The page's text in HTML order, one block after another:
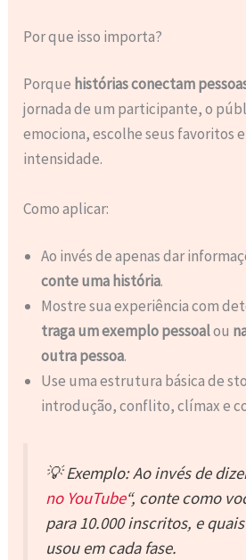
Por que isso importa?
Porque histórias conectam
jornada de um participante, o
emociona, escolhe seus favoritos
intensidade.
Como aplicar:
Ao invés de apenas dar
conte uma história.
Mostre sua experiência com
traga um exemplo pessoalou
outra pessoa.
Use uma estrutura básica de
introdução, conflito, clímax e
💡Exemplo: Ao invés de
no YouTube“, conte como
para 10.000 inscritos, e
usou em cada fase.